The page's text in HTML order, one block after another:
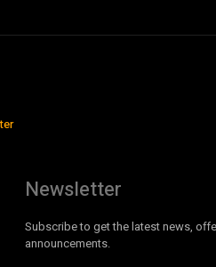
Newsletter
Subscribe to get the latest news,
announcements.